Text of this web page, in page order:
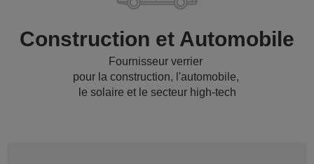
Construction et Automobile
Fournisseur verrier
pour la construction, l'automobile,
le solaire et le secteur high-tech